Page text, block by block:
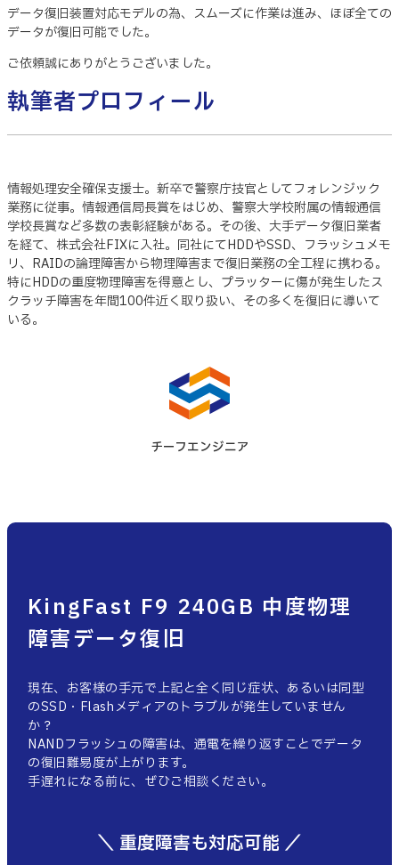
データ復旧装置対応モデルの為、スムーズに作業は進み、ほぼ全ての
データが復旧可能でした。
ご依頼誠にありがとうございました。
執筆者プロフィール
情報処理安全確保支援士。新卒で警察庁技官としてフォレンジック
業務に従事。情報通信局長賞をはじめ、警察大学校附属の情報通信
学校長賞など多数の表彰経験がある。その後、大手データ復旧業者
を経て、株式会社FIXに入社。同社にてHDDやSSD、フラッシュメモ
リ、RAIDの論理障害から物理障害まで復旧業務の全工程に携わる。
特にHDDの重度物理障害を得意とし、プラッターに傷が発生したス
クラッチ障害を年間100件近く取り扱い、その多くを復旧に導いて
いる。
チーフエンジニア
KingFast F9 240GB 中度物理
障害データ復旧
現在、お客様の手元で上記と全く同じ症状、あるいは同型
のSSD・Flashメディアのトラブルが発生していません
か？
NANDフラッシュの障害は、通電を繰り返すことでデータ
の復旧難易度が上がります。
手遅れになる前に、ぜひご相談ください。
＼ 重度障害も対応可能 ／